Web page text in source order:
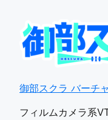
御部スクラ バーチ
フィルムカメラ系